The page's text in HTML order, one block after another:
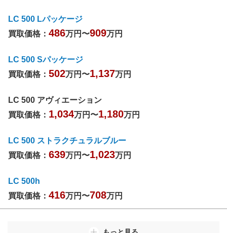
LC 500 Lパッケージ
買取価格： 486万円〜909万円
LC 500 Sパッケージ
買取価格： 502万円〜1,137万円
LC 500 アヴィエーション
買取価格： 1,034万円〜1,180万円
LC 500 ストラクチュラルブルー
買取価格： 639万円〜1,023万円
LC 500h
買取価格： 416万円〜708万円